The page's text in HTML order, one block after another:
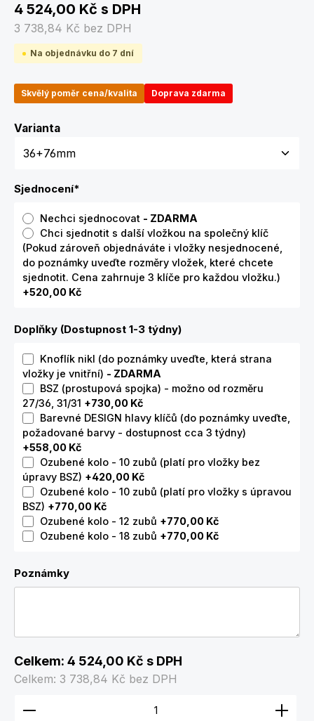
4 524,00 Kč s DPH
3 738,84 Kč bez DPH
Na objednávku do 7 dní
Skvělý poměr cena/kvalita Doprava zdarma
VariantaZvolte variantu
Sjednocení*
Nechci sjednocovat - ZDARMA
Chci sjednotit s další vložkou na společný klíč
(Pokud zároveň objednáváte i vložky nesjednocené,
do poznámky uveďte rozměry vložek, které chcete
sjednotit. Cena zahrnuje 3 klíče pro každou vložku.)
+520,00 Kč
Doplňky (Dostupnost 1-3 týdny)
Knoflík nikl (do poznámky uveďte, která strana
vložky je vnitřní) - ZDARMA
BSZ (prostupová spojka) - možno od rozměru
27/36, 31/31 +730,00 Kč
Barevné DESIGN hlavy klíčů (do poznámky uveďte,
požadované barvy - dostupnost cca 3 týdny)
+558,00 Kč
Ozubené kolo - 10 zubů (platí pro vložky bez
úpravy BSZ) +420,00 Kč
Ozubené kolo - 10 zubů (platí pro vložky s úpravou
BSZ) +770,00 Kč
Ozubené kolo - 12 zubů +770,00 Kč
Ozubené kolo - 18 zubů +770,00 Kč
Poznámky
Celkem: 4 524,00 Kč s DPH
Celkem: 3 738,84 Kč bez DPH
Množství produktu: Zadejte požadované